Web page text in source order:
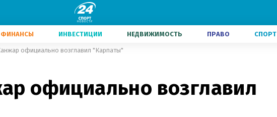
ФИНАНСЫ ИНВЕСТИЦИИ НЕДВИЖИМОСТЬ ПРАВО СПОРТ
официально возглавил "Карпаты"
официально возглавил